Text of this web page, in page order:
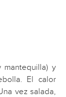
mantequilla) y
El calor
vez salada,